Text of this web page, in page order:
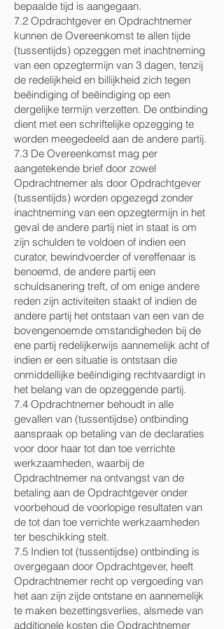
bepaalde tijd is aangegaan.
7.2 Opdrachtgever en Opdrachtnemer
kunnen de Overeenkomst te allen tijde
(tussentijds) opzeggen met inachtneming
van een opzegtermijn van 3 dagen, tenzij
de redelijkheid en billijkheid zich tegen
beëindiging of beëindiging op een
dergelijke termijn verzetten. De ontbinding
dient met een schriftelijke opzegging te
worden meegedeeld aan de andere partij.
7.3 De Overeenkomst mag per
aangetekende brief door zowel
Opdrachtnemer als door Opdrachtgever
(tussentijds) worden opgezegd zonder
inachtneming van een opzegtermijn in het
geval de andere partij niet in staat is om
zijn schulden te voldoen of indien een
curator, bewindvoerder of vereffenaar is
benoemd, de andere partij een
schuldsanering treft, of om enige andere
reden zijn activiteiten staakt of indien de
andere partij het ontstaan van een van de
bovengenoemde omstandigheden bij de
ene partij redelijkerwijs aannemelijk acht of
indien er een situatie is ontstaan die
onmiddellijke beëindiging rechtvaardigt in
het belang van de opzeggende partij.
7.4 Opdrachtnemer behoudt in alle
gevallen van (tussentijdse) ontbinding
aanspraak op betaling van de declaraties
voor door haar tot dan toe verrichte
werkzaamheden, waarbij de
Opdrachtnemer na ontvangst van de
betaling aan de Opdrachtgever onder
voorbehoud de voorlopige resultaten van
de tot dan toe verrichte werkzaamheden
ter beschikking stelt.
7.5 Indien tot (tussentijdse) ontbinding is
overgegaan door Opdrachtgever, heeft
Opdrachtnemer recht op vergoeding van
het aan zijn zijde ontstane en aannemelijk
te maken bezettingsverlies, alsmede van
additionele kosten die Opdrachtnemer